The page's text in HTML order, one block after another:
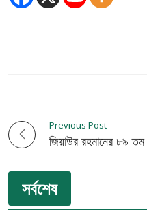
P
o
Previous Post
জিয়াউর রহমানের ৮৯ তম
সর্বশেষ